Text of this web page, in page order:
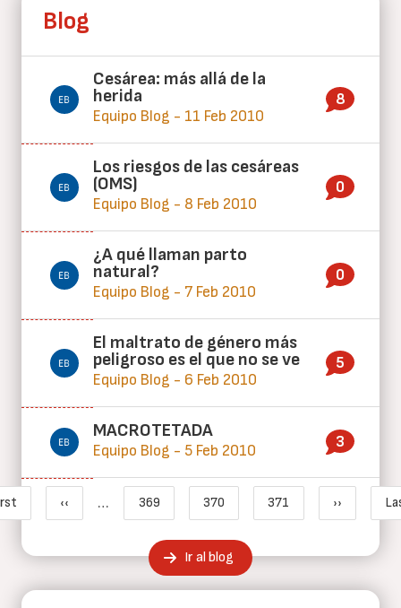
Blog
Cesárea: más allá de la
herida
Equipo Blog - 11 Feb 2010
8
Los riesgos de las cesáreas
(OMS)
Equipo Blog - 8 Feb 2010
0
¿A qué llaman parto
natural?
Equipo Blog - 7 Feb 2010
0
El maltrato de género más
peligroso es el que no se ve
Equipo Blog - 6 Feb 2010
5
MACROTETADA
Equipo Blog - 5 Feb 2010 3
Paginación
páginaPágina anterior
‹‹ … Page
369
Página actual
370
Page
371
Siguiente
››
Ir al blog